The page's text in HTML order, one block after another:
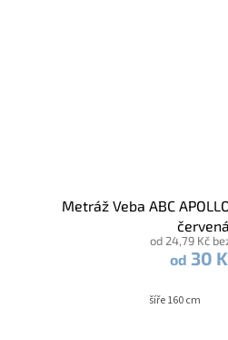
Metráž Veba ABC
červená
od 24,79 Kč
od 30
šíře 160 cm